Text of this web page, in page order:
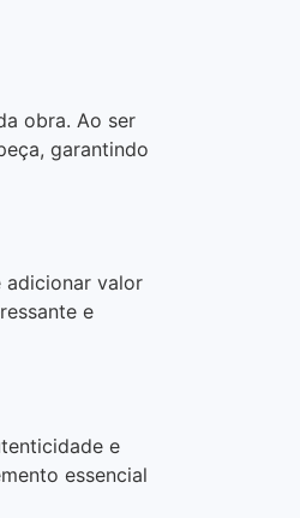
obra. Ao ser
garantindo
adicionar valor
e
e
essencial